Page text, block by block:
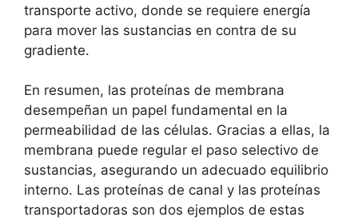
transporte activo, donde ⁢se requiere ‍energía⁢
para ‌mover‍ las sustancias en contra de su‌
gradiente.
En resumen, las ⁣proteínas de membrana‍
desempeñan un papel ‍fundamental⁢ en ⁣la
permeabilidad⁢ de las células. Gracias ‌a ellas, ‌la
membrana puede‌ regular⁤ el ‌paso​ selectivo​ de
sustancias, asegurando ‌un adecuado ⁤equilibrio
interno. ​Las proteínas de canal y las proteínas
transportadoras son​ dos ejemplos de estas